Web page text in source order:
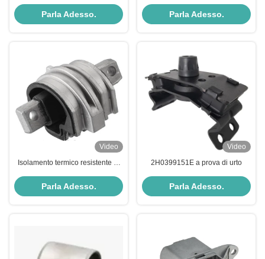
Protezione dalla corrosione
Parla Adesso.
anteriore del motore Compatto
Parla Adesso.
Video
Isolamento termico resistente al
montato sulla trasmissione
Parla Adesso.
Video
2H0399151E a prova di urto
Parla Adesso.